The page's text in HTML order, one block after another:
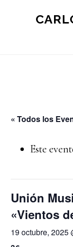
« Todos los
Este
Unión
«Vientos
19 octubre, 2025